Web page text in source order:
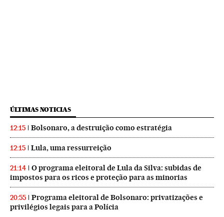
ÚLTIMAS NOTICIAS
12:15 Bolsonaro, a destruição como estratégia
12:15 Lula, uma ressurreição
21:14
O programa eleitoral de Lula da Silva: subidas de
impostos para os ricos e proteção para as minorias
20:55
Programa eleitoral de Bolsonaro: privatizações e
privilégios legais para a Polícia